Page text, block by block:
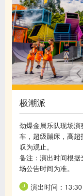
极潮派
劲爆金属乐队现场
车，超级蹦床，高超
叹为观止。
备注：演出时间根
场公告时间为准。
演出时间：